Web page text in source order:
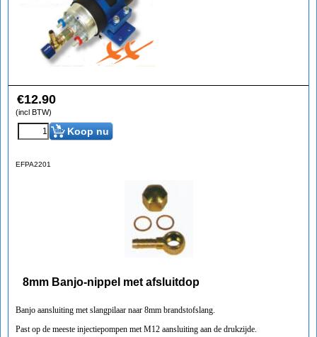
€12.90
(incl BTW)
Koop nu
EFPA2201
8mm Banjo-nippel met afsluitdop
Banjo aansluiting met slangpilaar naar 8mm brandstofslang.
Past op de meeste injectiepompen met M12 aansluiting aan de drukzijde.